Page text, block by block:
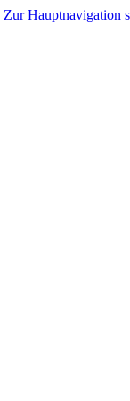
Zur Hauptnavigation